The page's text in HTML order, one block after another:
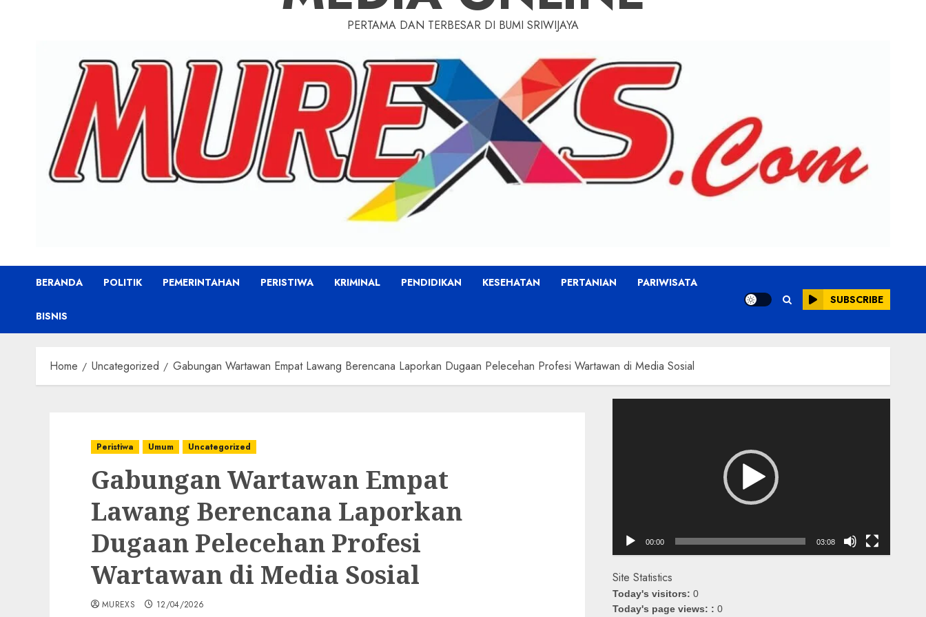
PERTAMA DAN TERBESAR DI BUMI SRIWIJAYA
BERANDA POLITIK PEMERINTAHAN PERISTIWA KRIMINAL PENDIDIKAN KESEHATAN PERTANIAN PARIWISATA
BISNIS
SUBSCRIBE
Home Uncategorized ‎Gabungan Wartawan Empat Lawang Berencana Laporkan Dugaan Pelecehan Profesi Wartawan di Media Sosial
Peristiwa Umum Uncategorized
‎Gabungan Wartawan Empat
Lawang Berencana Laporkan
Dugaan Pelecehan Profesi
Wartawan di Media Sosial
MUREXS 12/04/2026
00:00 03:08
Site Statistics
Today's visitors: 0
Today's page views: : 0